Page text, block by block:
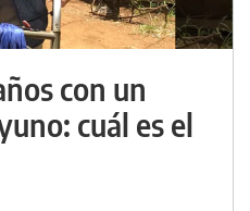
con un
cuál es el